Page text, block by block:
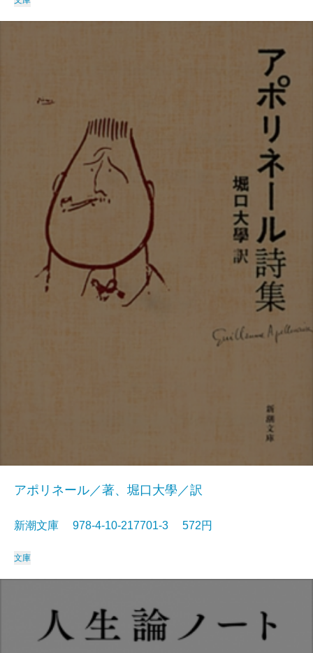
アポリネール／著、堀口大學／訳
新潮文庫 978-4-10-217701-3 572円
文庫